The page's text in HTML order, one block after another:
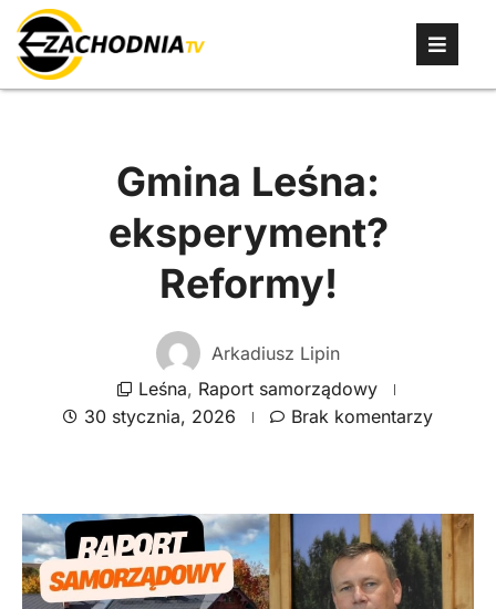
Gmina Leśna:
eksperyment?
Reformy!
Arkadiusz Lipin
Leśna, Raport samorządowy
30 stycznia, 2026
Brak komentarzy